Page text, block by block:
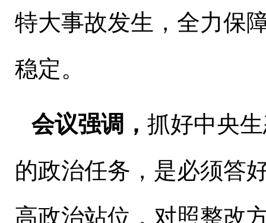
特大事故发生，全力保
稳定。
会议强调， 抓好中央
的政治任务，是必须答
高政治站位，对照整改